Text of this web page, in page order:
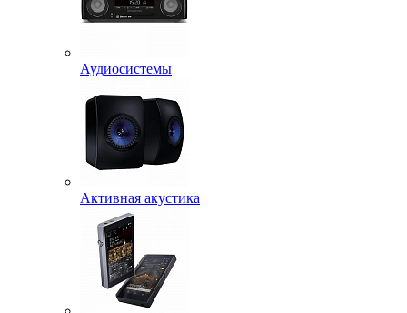
Аудиосистемы
Активная акустика